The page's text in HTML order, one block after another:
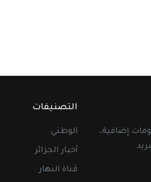
إضافية،
التصنيفات
الوطني
أخبار الجزائر
قناة النهار